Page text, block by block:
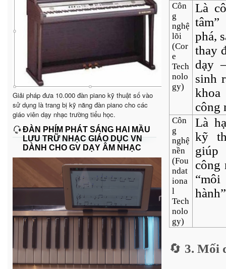
Giải pháp đưa 10.000 đàn piano kỹ thuật số vào
sử dụng là trang bị kỹ năng đàn piano cho các
giáo viên dạy nhạc trường tiểu học.
ĐÀN PHÍM PHÁT SÁNG HAI MẦU
LƯU TRỮ NHẠC GIÁO DỤC VN
DÀNH CHO GV DẠY ÂM NHẠC
Côn
g
nghệ
lõi
(Cor
e
Tech
nolo
gy)
Là
phá,
thay
dạy
sinh
công
Côn
g
nghệ
nền
(Fou
ndat
iona
l
Tech
nolo
gy)
Là
kỹ
giúp
công
🔄 3. Mối